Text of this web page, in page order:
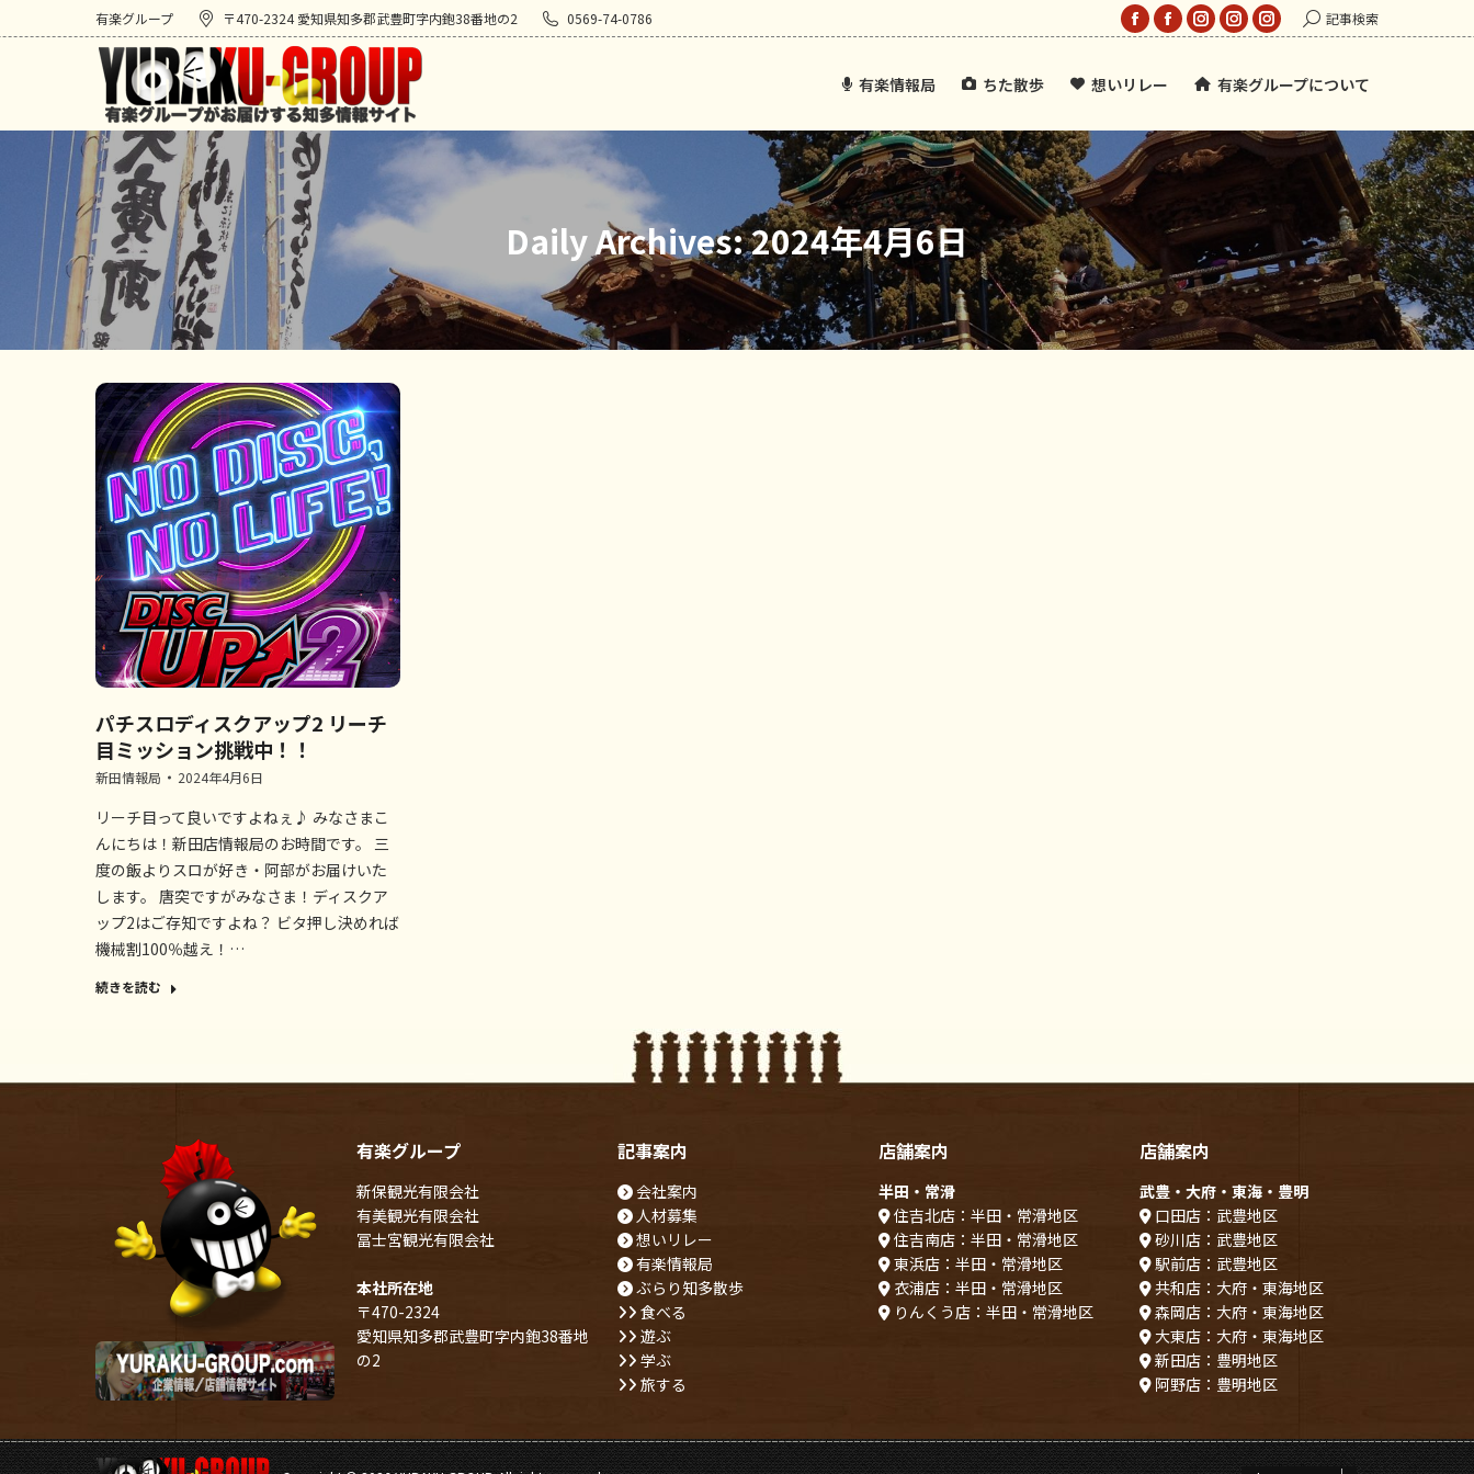
有楽グループ 〒470-2324 愛知県知多郡武豊町字内鉋38番地の2 0569-74-0786
Facebook
opens
new
window
Facebook
opens
new
window
Instagram
opens
new
window
Instagram
opens
new
Instagram
opens
new
window
Search:記事検索
有楽情報局 ちた散歩 想いリレー 有楽グループについて
Daily Archives:2024年4月6日
パチスロディスクアップ2 リーチ
目ミッション挑戦中！！
新田情報局 2024年4月6日
リーチ目って良いですよねぇ♪ みなさまこ
んにちは！新田店情報局のお時間です。 三
度の飯よりスロが好き・阿部がお届けいた
します。 唐突ですがみなさま！ディスクア
ップ2はご存知ですよね？ ビタ押し決めれば
機械割100％越え！…
続きを読む
有楽グループ
新保観光有限会社
有美観光有限会社
冨士宮観光有限会社
本社所在地
〒470-2324
愛知県知多郡武豊町字内鉋38番地
の2
記事案内
会社案内
人材募集
想いリレー
有楽情報局
ぶらり知多散歩
食べる
遊ぶ
学ぶ
旅する
店舗案内
半田・常滑
住吉北店：半田・常滑地区
住吉南店：半田・常滑地区
東浜店：半田・常滑地区
衣浦店：半田・常滑地区
りんくう店：半田・常滑地区
店舗案内
武豊・大府・東海・豊明
口田店：武豊地区
砂川店：武豊地区
駅前店：武豊地区
共和店：大府・東海地区
森岡店：大府・東海地区
大東店：大府・東海地区
新田店：豊明地区
阿野店：豊明地区